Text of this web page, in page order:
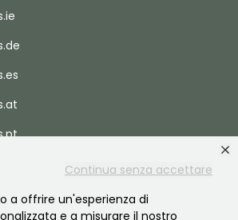
Continua senza accettare
a offrire un'esperienza di
e a misurare il nostro